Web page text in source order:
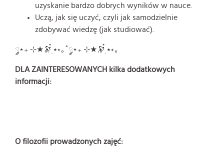
uzyskanie bardzo dobrych wyników w nauce.
Uczą, jak się uczyć, czyli jak samodzielnie
zdobywać wiedzę (jak studiować).
༘⋆₊ ⊹★🔭๋࣭ ⭑⋆｡˚༘⋆₊ ⊹★🔭๋࣭ ⭑⋆｡
DLA ZAINTERESOWANYCH kilka dodatkowych
informacji:
O filozofii prowadzonych zajęć: